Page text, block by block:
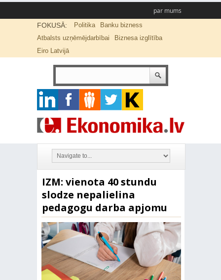
par mums
FOKUSĀ: Politika
Banku bizness
Atbalsts uzņēmējdarbībai
Biznesa izglītība
Eiro Latvijā
IZM: vienota 40 stundu
slodze nepalielina
pedagogu darba apjomu